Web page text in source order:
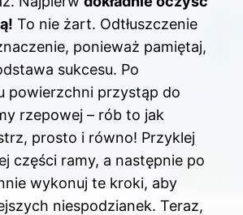
To nie żart. Odtłuszczenie
ponieważ pamiętaj,
sukcesu. Po
powierzchni przystąp do
rzepowej – rób to jak
prosto i równo! Przyklej
części ramy, a następnie po
wykonuj te kroki, aby
niespodzianek. Teraz,